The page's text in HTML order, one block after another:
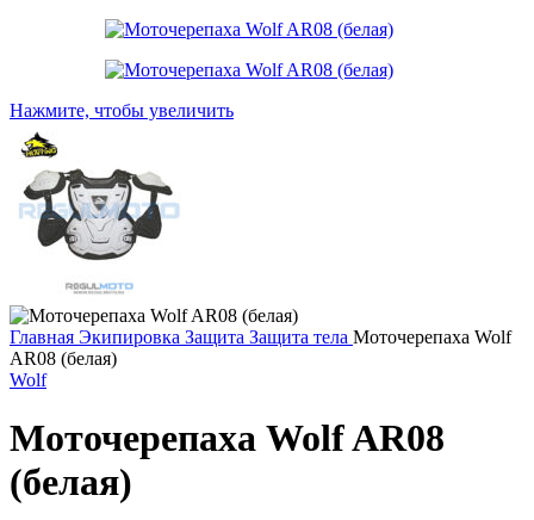
Нажмите, чтобы увеличить
Главная Экипировка Защита Защита тела Моточерепаха Wolf
AR08 (белая)
Wolf
Моточерепаха Wolf AR08
(белая)